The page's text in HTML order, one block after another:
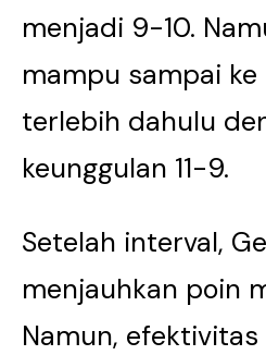
menjadi 9-10.
mampu sampai
terlebih dahulu
keunggulan 11-9.
Setelah interval,
menjauhkan poin
Namun, efektivitas